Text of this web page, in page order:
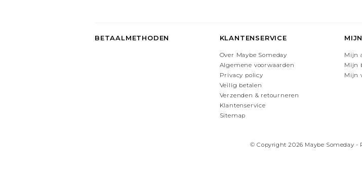
BETAALMETHODEN KLANTENSERVICE
Over Maybe Someday
Algemene voorwaarden
Privacy policy
Veilig betalen
Verzenden & retourneren
Klantenservice
Sitemap
Mijn
Mijn
Mijn
© Copyright 2026 Maybe Someday -